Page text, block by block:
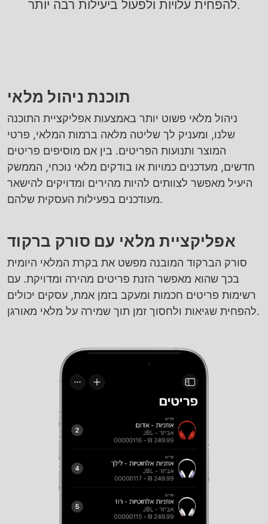
להפחית עלויות ולפעול ביעילות רבה יותר.
תוכנת ניהול מלאי
ניהול מלאי פשוט יותר באמצעות אפליקציית התוכנה
שלנו, ומעניק לך שליטה מלאה ברמות המלאי, פרטי
המוצר ותנועות הפריטים. בין אם מוסיפים פריטים
חדשים, מעדכנים כמויות או בודקים מלאי נוכחי, הממשק
היעיל מאפשר לצוותים להיות מהירים ומדויקים להישאר
מעודכנים בפעילות העסקית שלהם.
אפליקציית מלאי עם סורק ברקוד
סורק הברקוד המובנה מפשט את בקרת המלאי היומית
בכך שהוא מאפשר הזנת פריטים מהירה ומדויקת. עם
רשימות פריטים חכמות ומעקב בזמן אמת, עסקים יכולים
להפחית שגיאות ולחסוך זמן תוך שמירה על מלאי מאורגן.